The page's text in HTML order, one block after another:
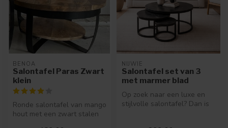
BENOA
Salontafel Paras Zwart
klein
Ronde salontafel van mango
hout met een zwart stalen
NIJWIE
Salontafel set van 3
met marmer blad
Op zoek naar een luxe en
stijlvolle salontafel? Dan is